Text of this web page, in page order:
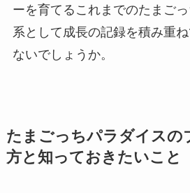
ーを育てるこれまでのたまご
系として成長の記録を積み重
ないでしょうか。
たまごっちパラダイスの
方と知っておきたいこと